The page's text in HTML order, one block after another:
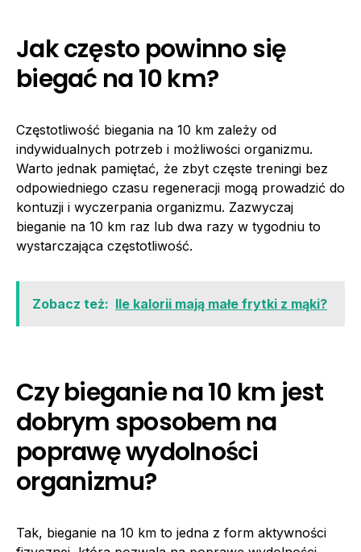
Jak często powinno się
biegać na 10 km?
Częstotliwość biegania na 10 km zależy od
indywidualnych potrzeb i możliwości organizmu.
Warto jednak pamiętać, że zbyt częste treningi bez
odpowiedniego czasu regeneracji mogą prowadzić do
kontuzji i wyczerpania organizmu. Zazwyczaj
bieganie na 10 km raz lub dwa razy w tygodniu to
wystarczająca częstotliwość.
Zobacz też: Ile kalorii mają małe frytki z mąki?
Czy bieganie na 10 km jest
dobrym sposobem na
poprawę wydolności
organizmu?
Tak, bieganie na 10 km to jedna z form aktywności